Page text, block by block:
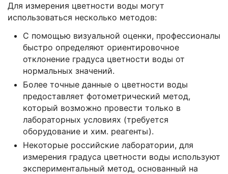
Для измерения цветности воды могут
использоваться несколько методов:
С помощью визуальной оценки, профессионалы
быстро определяют ориентировочное
отклонение градуса цветности воды от
нормальных значений.
Более точные данные о цветности воды
предоставляет фотометрический метод,
который возможно провести только в
лабораторных условиях (требуется
оборудование и хим. реагенты).
Некоторые российские лаборатории, для
измерения градуса цветности воды используют
экспериментальный метод, основанный на